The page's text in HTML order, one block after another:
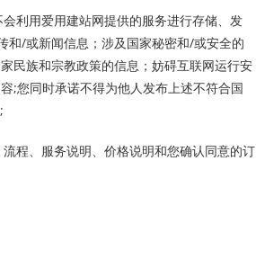
利用爱用建站网提供的服务进行存储、发
和/或新闻信息；涉及国家秘密和/或安全的
民族和宗教政策的信息；妨碍互联网运行安
;您同时承诺不得为他人发布上述不符合国
程、服务说明、价格说明和您确认同意的订